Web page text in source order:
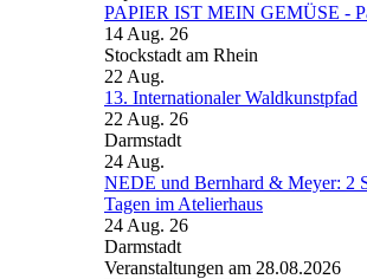
PAPIER IST MEIN GEMÜSE -
14 Aug. 26
Stockstadt am Rhein
22 Aug.
13. Internationaler Waldkunstpfad
22 Aug. 26
Darmstadt
24 Aug.
NEDE und Bernhard & Meyer: 2
Tagen im Atelierhaus
24 Aug. 26
Darmstadt
Veranstaltungen am 28.08.2026